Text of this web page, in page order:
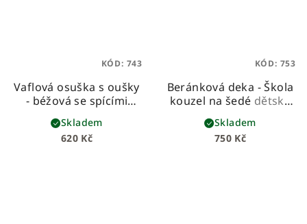
Vaflová osuška s oušky
- béžová se spícími
medvídky
620 Kč
Skladem
KÓD: 743
Beránková deka - Škola
kouzel na šedé dětská
beránková deka z
prémiové bavlny a
hebkého beránka
750 Kč
Skladem
KÓD: 753